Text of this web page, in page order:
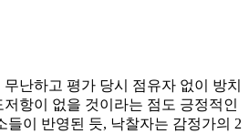
난하고 평가 당시 점유자 없이 방치
항이 없을 것이라는 점도 긍정적인
들이 반영된 듯, 낙찰자는 감정가의 2